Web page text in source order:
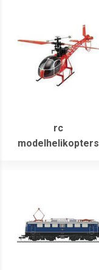
rc
modelhelikopters